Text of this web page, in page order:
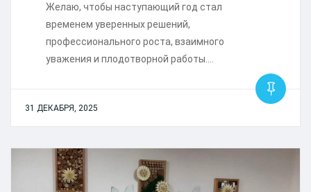
Желаю, чтобы наступающий год стал
временем уверенных решений,
профессионального роста, взаимного
уважения и плодотворной работы.…
31 ДЕКАБРЯ, 2025